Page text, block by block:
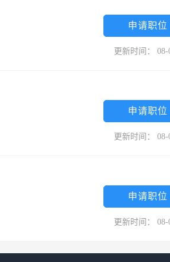
务部、市场部、分销部、客户服务部、系统
人员”思想，九三汇聚了众多的高科技人
实力的体现，联想网络认证工程师、信息系
行业用户提供了全面解决方案，随着公司的
商业系统的繁荣，提高自身的竞争力，在这
期待的。
申请职位
更新时间： 08-
申请职位
更新时间： 08-
申请职位
更新时间： 08-